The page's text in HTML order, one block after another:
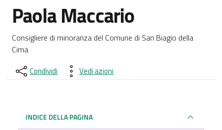
Paola Maccario
Dettagli del documento
Consigliere di minoranza del Comune di San Biagio della
Cima
Condividi Vedi azioni
INDICE DELLA PAGINA